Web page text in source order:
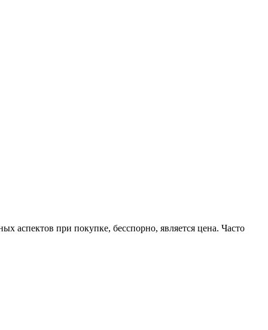
аспектов при покупке, бесспорно, является цена. Часто